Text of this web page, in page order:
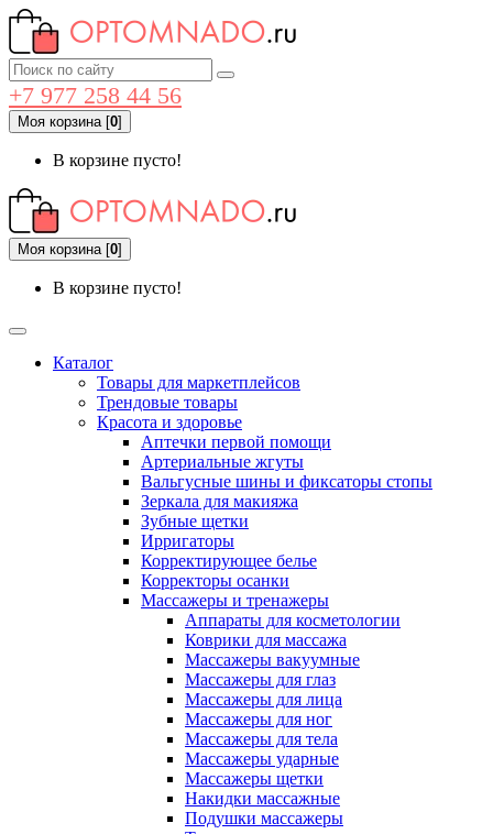
+7 977 258 44 56
Моя корзина[0]
В корзине пусто!
Моя корзина[0]
В корзине пусто!
Каталог
Товары для маркетплейсов
Трендовые товары
Красота и здоровье
Аптечки первой помощи
Артериальные жгуты
Вальгусные шины и фиксаторы стопы
Зеркала для макияжа
Зубные щетки
Ирригаторы
Корректирующее белье
Корректоры осанки
Массажеры и тренажеры
Аппараты для косметологии
Коврики для массажа
Массажеры вакуумные
Массажеры для глаз
Массажеры для лица
Массажеры для ног
Массажеры для тела
Массажеры ударные
Массажеры щетки
Накидки массажные
Подушки массажеры